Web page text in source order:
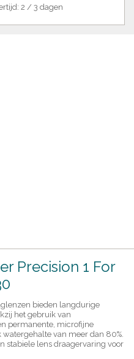
2 / 3 dagen
Precision 1 For
bieden langdurige
het gebruik van
permanente, microfijne
van meer dan 80%.
stabiele lens draagervaring voor